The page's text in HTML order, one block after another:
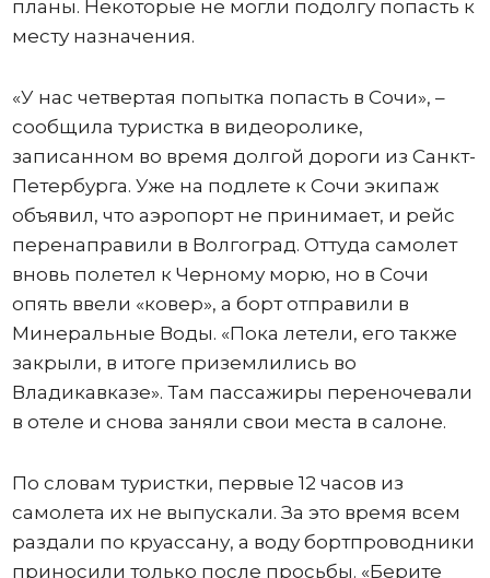
планы. Некоторые не могли подолгу попасть к
месту назначения.
«У нас четвертая попытка попасть в Сочи», –
сообщила туристка в видеоролике,
записанном во время долгой дороги из Санкт-
Петербурга. Уже на подлете к Сочи экипаж
объявил, что аэропорт не принимает, и рейс
перенаправили в Волгоград. Оттуда самолет
вновь полетел к Черному морю, но в Сочи
опять ввели «ковер», а борт отправили в
Минеральные Воды. «Пока летели, его также
закрыли, в итоге приземлились во
Владикавказе». Там пассажиры переночевали
в отеле и снова заняли свои места в салоне.
По словам туристки, первые 12 часов из
самолета их не выпускали. За это время всем
раздали по круассану, а воду бортпроводники
приносили только после просьбы. «Берите